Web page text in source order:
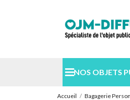
NOS OBJETS
Accueil Bagagerie